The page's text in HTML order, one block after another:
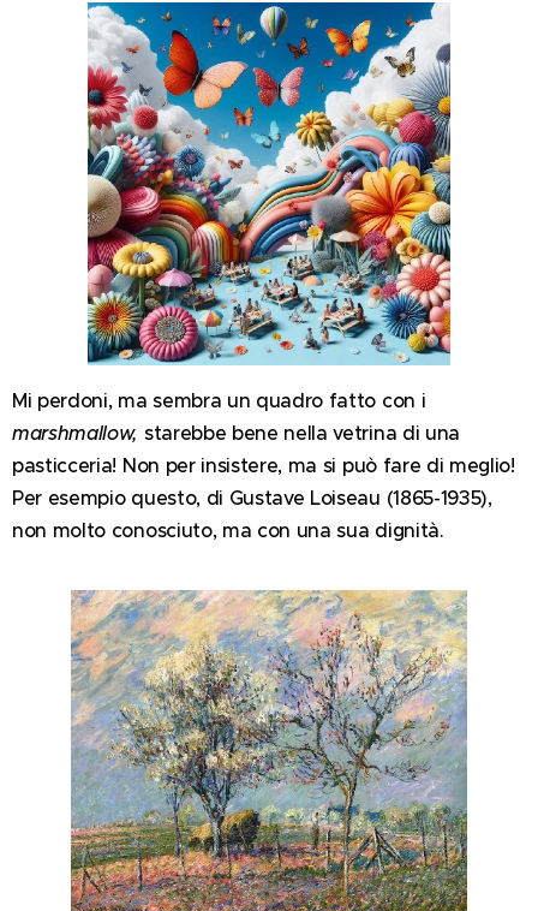
Mi perdoni, ma sembra un quadro fatto con i
marshmallow, starebbe bene nella vetrina di una
pasticceria! Non per insistere, ma si può fare di meglio!
Per esempio questo, di Gustave Loiseau (1865-1935),
non molto conosciuto, ma con una sua dignità.